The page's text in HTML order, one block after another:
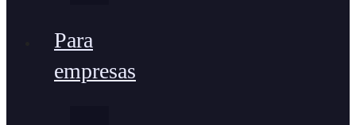
Para
empresas